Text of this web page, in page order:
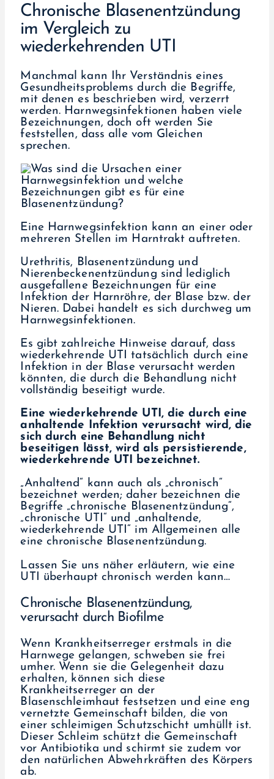
Chronische Blasenentzündung
im Vergleich zu
wiederkehrenden UTI
Manchmal kann Ihr Verständnis eines
Gesundheitsproblems durch die Begriffe,
mit denen es beschrieben wird, verzerrt
werden. Harnwegsinfektionen haben viele
Bezeichnungen, doch oft werden Sie
feststellen, dass alle vom Gleichen
sprechen.
Eine Harnwegsinfektion kann an einer oder
mehreren Stellen im Harntrakt auftreten.
Urethritis, Blasenentzündung und
Nierenbeckenentzündung sind lediglich
ausgefallene Bezeichnungen für eine
Infektion der Harnröhre, der Blase bzw. der
Nieren. Dabei handelt es sich durchweg um
Harnwegsinfektionen.
Es gibt zahlreiche Hinweise darauf, dass
wiederkehrende UTI tatsächlich durch eine
Infektion in der Blase verursacht werden
könnten, die durch die Behandlung nicht
vollständig beseitigt wurde.
Eine wiederkehrende UTI, die durch eine
anhaltende Infektion verursacht wird, die
sich durch eine Behandlung nicht
beseitigen lässt, wird als persistierende,
wiederkehrende UTI bezeichnet.
„Anhaltend“ kann auch als „chronisch“
bezeichnet werden; daher bezeichnen die
Begriffe „chronische Blasenentzündung“,
„chronische UTI“ und „anhaltende,
wiederkehrende UTI“ im Allgemeinen alle
eine chronische Blasenentzündung.
Lassen Sie uns näher erläutern, wie eine
UTI überhaupt chronisch werden kann…
Chronische Blasenentzündung,
verursacht durch Biofilme
Wenn Krankheitserreger erstmals in die
Harnwege gelangen, schweben sie frei
umher. Wenn sie die Gelegenheit dazu
erhalten, können sich diese
Krankheitserreger an der
Blasenschleimhaut festsetzen und eine eng
vernetzte Gemeinschaft bilden, die von
einer schleimigen Schutzschicht umhüllt ist.
Dieser Schleim schützt die Gemeinschaft
vor Antibiotika und schirmt sie zudem vor
den natürlichen Abwehrkräften des Körpers
ab.